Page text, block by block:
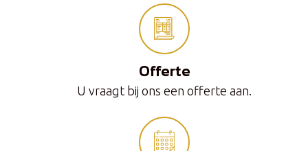
Offerte
U vraagt bij ons een offerte aan.